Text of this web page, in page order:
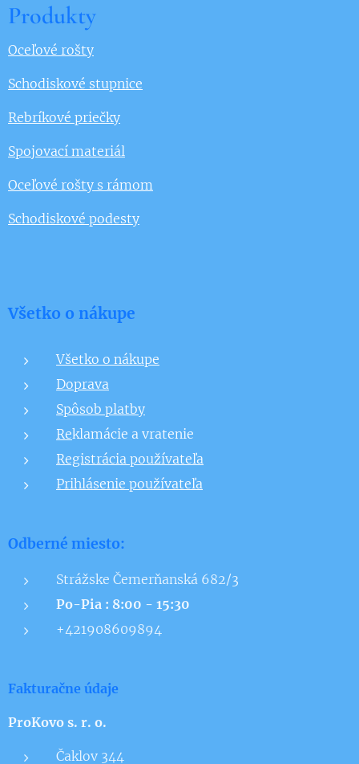
Produkty
Oceľové rošty
Schodiskové stupnice
Rebríkové priečky
Spojovací materiál
Oceľové rošty s rámom
Schodiskové podesty
Všetko o nákupe
Všetko o nákupe
Doprava
Spôsob platby
Reklamácie a vratenie
Registrácia používateľa
Prihlásenie používateľa
Odberné miesto:
Strážske Čemerňanská 682/3
Po-Pia : 8:00 - 15:30
+421908609894
Fakturačne údaje
ProKovo s. r. o.
Čaklov 344